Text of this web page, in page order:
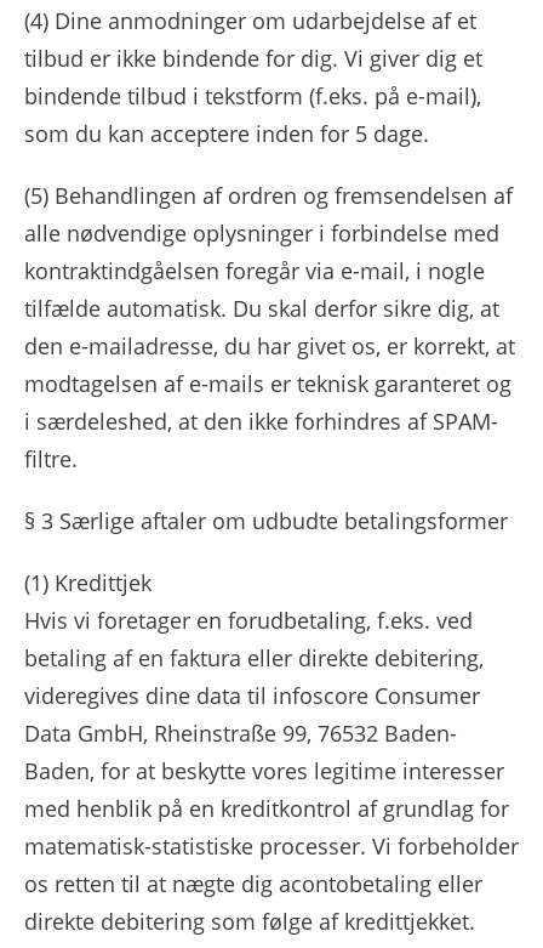
(4) Dine anmodninger om udarbejdelse af et
tilbud er ikke bindende for dig. Vi giver dig et
bindende tilbud i tekstform (f.eks. på e-mail),
som du kan acceptere inden for 5 dage.
(5) Behandlingen af ​​ordren og fremsendelsen af ​​
alle nødvendige oplysninger i forbindelse med
kontraktindgåelsen foregår via e-mail, i nogle
tilfælde automatisk. Du skal derfor sikre dig, at
den e-mailadresse, du har givet os, er korrekt, at
modtagelsen af ​​e-mails er teknisk garanteret og
i særdeleshed, at den ikke forhindres af SPAM-
filtre.
§ 3 Særlige aftaler om udbudte betalingsformer
(1) Kredittjek
Hvis vi foretager en forudbetaling, f.eks. ved
betaling af en faktura eller direkte debitering,
videregives dine data til infoscore Consumer
Data GmbH, Rheinstraße 99, 76532 Baden-
Baden, for at beskytte vores legitime interesser
med henblik på en kreditkontrol af grundlag for
matematisk-statistiske processer. Vi forbeholder
os retten til at nægte dig acontobetaling eller
direkte debitering som følge af kredittjekket.